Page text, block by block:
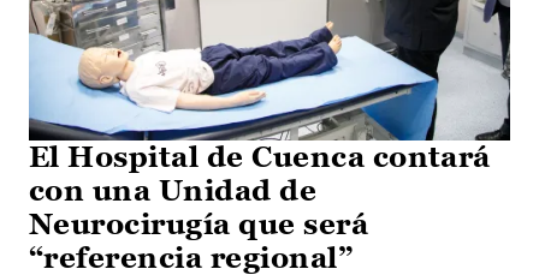
El Hospital de Cuenca contará
con una Unidad de
Neurocirugía que será
“referencia regional”